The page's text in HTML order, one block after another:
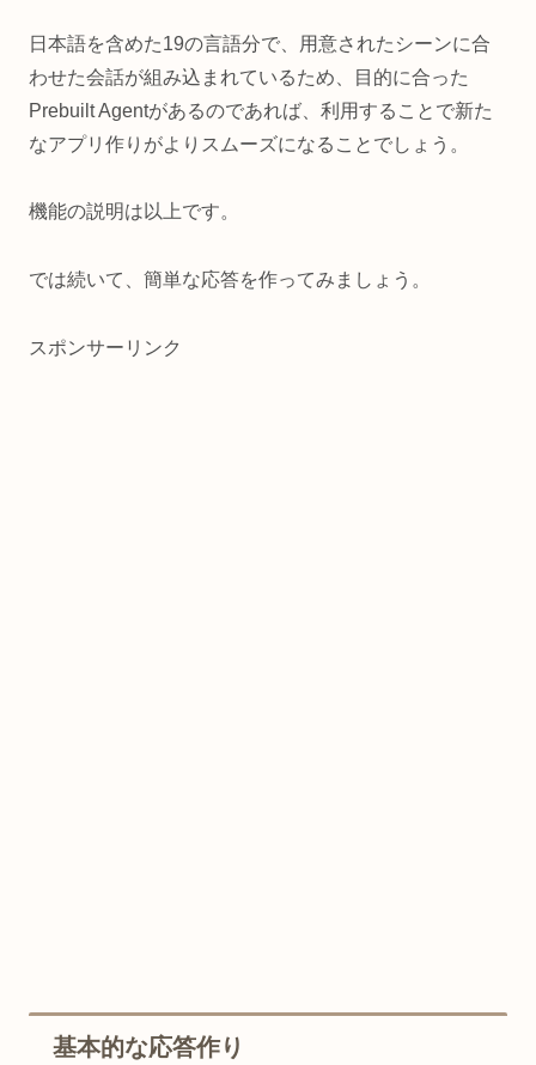
日本語を含めた19の言語分で、用意されたシーンに合
わせた会話が組み込まれているため、目的に合った
Prebuilt Agentがあるのであれば、利用することで新た
なアプリ作りがよりスムーズになることでしょう。
機能の説明は以上です。
では続いて、簡単な応答を作ってみましょう。
スポンサーリンク
基本的な応答作り